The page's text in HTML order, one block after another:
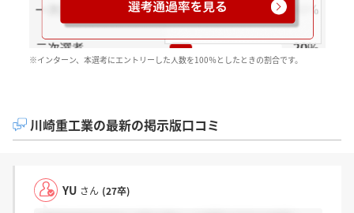
※インターン、本選考にエントリーした人数を100％としたときの割合です。
川崎重工業の最新の掲示版口コミ
YU さん (27卒)